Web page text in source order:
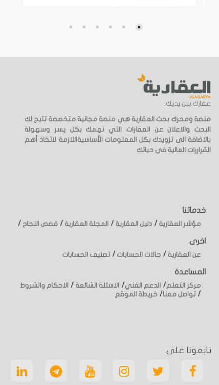
عقارك بين يديك.
منصة ومحرك بحث العقارية هي منصة مجانية متخصصة تتيح لك
البحث والاعلان عن العقارات التي تهمك بكل يسر وسهولة
بالاضافة الى تزويدك بكل المعلومات الأساسيةاللازمة لاتخاذ أهم
القراررات المالية في حياتك
خدماتنا
مؤشر العقارية / دليل العقارية / المجلة العقارية / قصص النجاح /
اخرى
عن العقارية / حالات الحسابات /تصنيف الحسابات
المساعدة
مركز التعلم/ الدعم الفني/ الاسئلة الشائعة / الاحكام والشروط
/تواصل معنا/ خريطة الموقع
تابعونا على